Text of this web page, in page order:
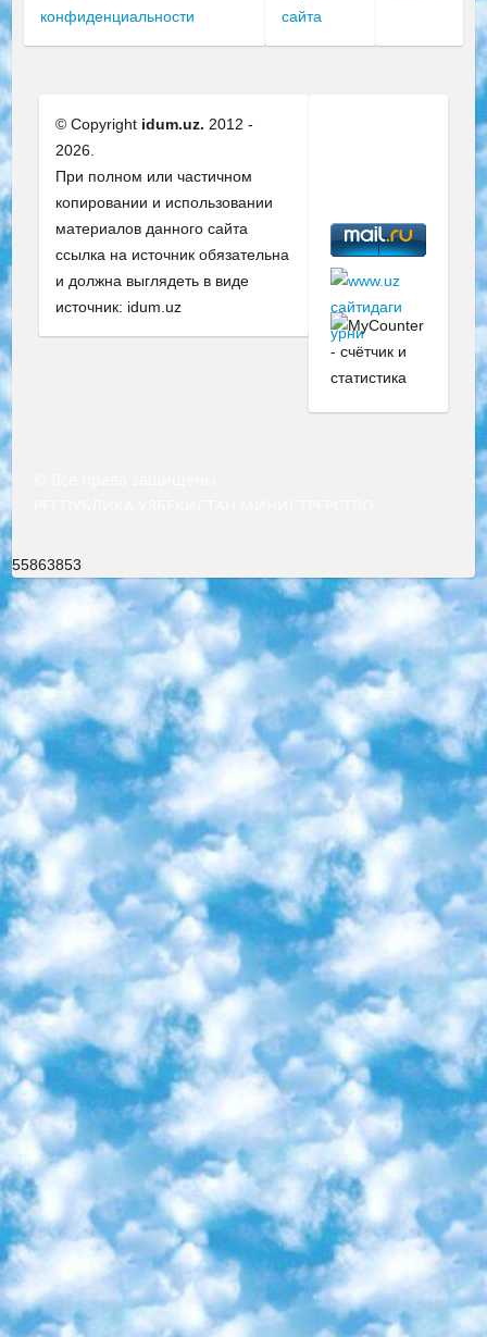
конфиденциальности
сайта
© Copyright idum.uz. 2012 -
2026.
При полном или частичном
копировании и использовании
материалов данного сайта
ссылка на источник обязательна
и должна выглядеть в виде
источник: idum.uz
55863853